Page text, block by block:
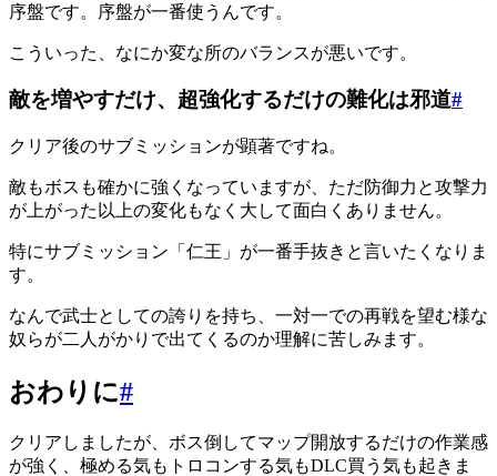
序盤です。序盤が一番使うんです。
こういった、なにか変な所のバランスが悪いです。
敵を増やすだけ、超強化するだけの難化は邪道#
クリア後のサブミッションが顕著ですね。
敵もボスも確かに強くなっていますが、ただ防御力と攻撃力
が上がった以上の変化もなく大して面白くありません。
特にサブミッション「仁王」が一番手抜きと言いたくなりま
す。
なんで武士としての誇りを持ち、一対一での再戦を望む様な
奴らが二人がかりで出てくるのか理解に苦しみます。
おわりに#
クリアしましたが、ボス倒してマップ開放するだけの作業感
が強く、極める気もトロコンする気もDLC買う気も起きま